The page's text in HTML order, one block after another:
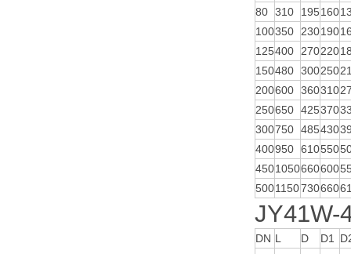
80 310 195160
100350 230190
125400 270220
150480 300250
200600 360310
250650 425370
300750 485430
400950 610550
4501050660600
5001150730660
JY41W-
DN L D D1